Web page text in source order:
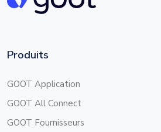
Produits
GOOT Application
GOOT All Connect
GOOT Fournisseurs